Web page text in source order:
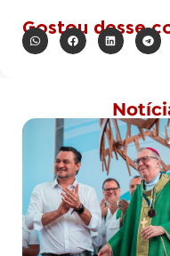
Gostou desse